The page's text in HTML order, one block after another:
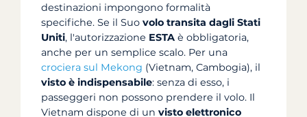
destinazioni impongono formalità
specifiche. Se il Suo volo transita dagli Stati
Uniti, l'autorizzazione ESTA è obbligatoria,
anche per un semplice scalo. Per una
crociera sul Mekong (Vietnam, Cambogia), il
visto è indispensabile: senza di esso, i
passeggeri non possono prendere il volo. Il
Vietnam dispone di un visto elettronico